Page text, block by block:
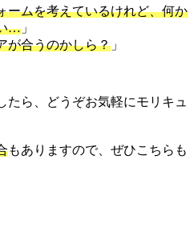
ームを考えているけれど、何か
… 」
が合うのかしら？ 」
たら、どうぞお気軽にモリキュ
もありますので、ぜひこちらも